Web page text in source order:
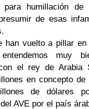
para humillación
de esas
han vuelto a pillar
muy
el rey de Arabia
en concepto
de dólares
AVE por el país